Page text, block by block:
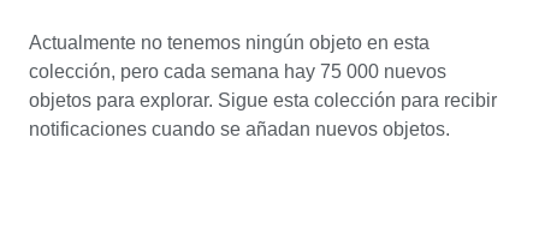
Actualmente no tenemos ningún objeto en esta
colección, pero cada semana hay 75 000 nuevos
objetos para explorar. Sigue esta colección para recibir
notificaciones cuando se añadan nuevos objetos.